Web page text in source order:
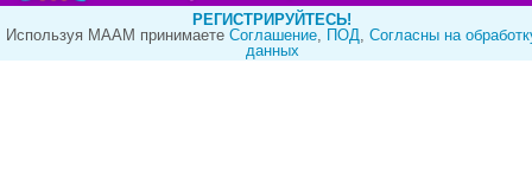
РЕГИСТРИРУЙТЕСЬ!
Используя МААМ принимаете Cоглашение, ПОД, Согласны на
данных